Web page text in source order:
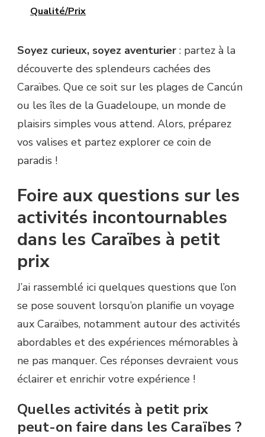
Qualité/Prix
Soyez curieux, soyez aventurier : partez à la
découverte des splendeurs cachées des
Caraïbes. Que ce soit sur les plages de Cancún
ou les îles de la Guadeloupe, un monde de
plaisirs simples vous attend. Alors, préparez
vos valises et partez explorer ce coin de
paradis !
Foire aux questions sur les
activités incontournables
dans les Caraïbes à petit
prix
J’ai rassemblé ici quelques questions que l’on
se pose souvent lorsqu’on planifie un voyage
aux Caraïbes, notamment autour des activités
abordables et des expériences mémorables à
ne pas manquer. Ces réponses devraient vous
éclairer et enrichir votre expérience !
Quelles activités à petit prix
peut-on faire dans les Caraïbes ?